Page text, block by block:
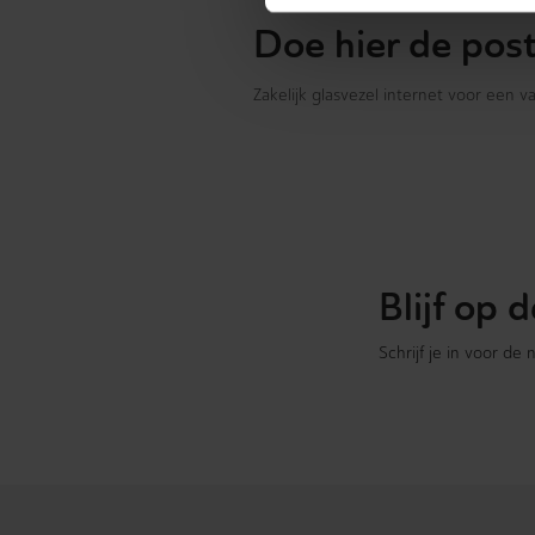
Doe hier de
Zakelijk glasvezel internet voor een
Blijf op
Schrijf je in voor de